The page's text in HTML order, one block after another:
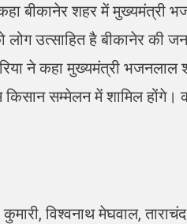
बीकानेर शहर में मुख्यमंत्री
उत्साहित है बीकानेर की
ने कहा मुख्यमंत्री
सम्मेलन में शामिल होंगे।
विश्वनाथ मेघवाल,